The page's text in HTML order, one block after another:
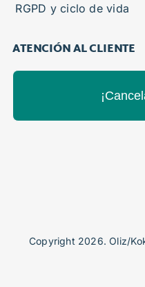
RGPD y ciclo de vida
ATENCIÓN AL CLIENTE
Copyright 2026. Oliz/